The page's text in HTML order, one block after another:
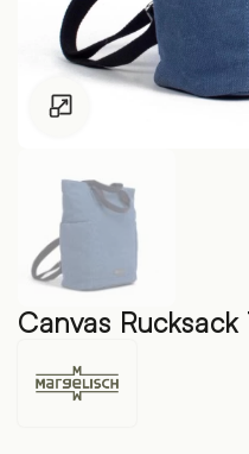
Zum Vergrössern klicken
Canvas Rucksack
Margelisch